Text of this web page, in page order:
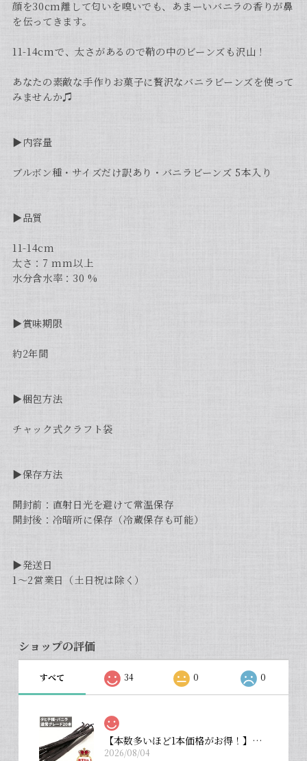
顔を30cm離して匂いを嗅いでも、あまーいバニラの香りが鼻
を伝ってきます。
11-14cmで、太さがあるので鞘の中のビーンズも沢山！
あなたの素敵な手作りお菓子に贅沢なバニラビーンズを使って
みませんか♫
▶︎内容量
ブルボン種・サイズだけ訳あり・バニラビーンズ 5本入り
▶︎品質
11-14cm
太さ：7 mm以上
水分含水率：30 %
▶︎賞味期限
約2年間
▶︎梱包方法
チャック式クラフト袋
▶︎保存方法
開封前：直射日光を避けて常温保存
開封後：冷暗所に保存（冷蔵保存も可能）
▶︎発送日
1〜2営業日（土日祝は除く）
ショップの評価
すべて 34 0 0
【本数多いほど1本価格がお得！】【タヒチ種・通常グレード 13cm・バニラビーンズ・20本】
2026/08/04